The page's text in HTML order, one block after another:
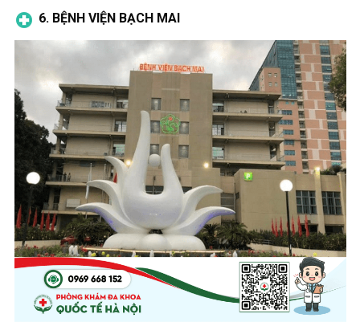
6. BỆNH VIỆN BẠCH MAI